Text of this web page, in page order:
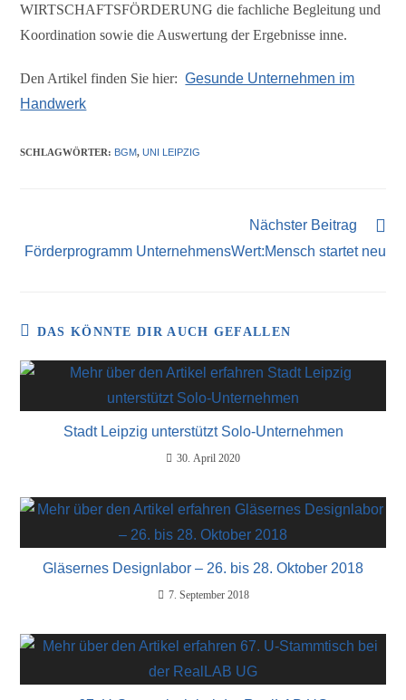
WIRTSCHAFTSFÖRDERUNG die fachliche Begleitung und
Koordination sowie die Auswertung der Ergebnisse inne.
Den Artikel finden Sie hier:Gesunde Unternehmen im
Handwerk
SCHLAGWÖRTER: BGM, UNI LEIPZIG
Nächster Beitrag
Förderprogramm UnternehmensWert:Mensch startet neu
DAS KÖNNTE DIR AUCH GEFALLEN
Stadt Leipzig unterstützt Solo-Unternehmen
30. April 2020
Gläsernes Designlabor – 26. bis 28. Oktober 2018
7. September 2018